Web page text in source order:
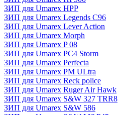
ЗИП для Umarex HPP
ЗИП для Umarex Legends C96
ЗИП для Umarex Lever Action
ЗИП для Umarex Morph
ЗИП для Umarex P 08
ЗИП для Umarex PC4 Storm
ЗИП для Umarex Perfecta
ЗИП для Umarex PM ULtra
ЗИП для Umarex Reck police
ЗИП для Umarex Ruger Air Hawk
ЗИП для Umarex S&W 327 TRR8
ЗИП для Umarex S&W 586